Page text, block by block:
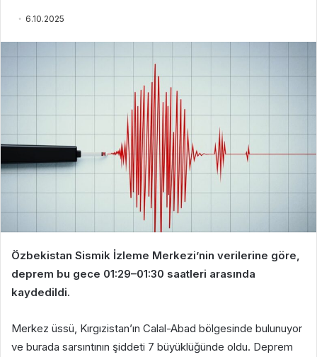
6.10.2025
Özbekistan Sismik İzleme Merkezi’nin verilerine göre,
deprem bu gece 01:29–01:30 saatleri arasında
kaydedildi.
Merkez üssü, Kırgızistan’ın Calal-Abad bölgesinde bulunuyor
ve burada sarsıntının şiddeti 7 büyüklüğünde oldu. Deprem